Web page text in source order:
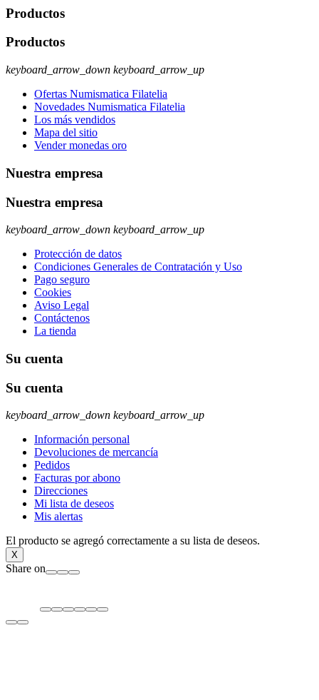
Productos
Productos
keyboard_arrow_down keyboard_arrow_up
Ofertas Numismatica Filatelia
Novedades Numismatica Filatelia
Los más vendidos
Mapa del sitio
Vender monedas oro
Nuestra empresa
Nuestra empresa
keyboard_arrow_down keyboard_arrow_up
Protección de datos
Condiciones Generales de Contratación y Uso
Pago seguro
Cookies
Aviso Legal
Contáctenos
La tienda
Su cuenta
Su cuenta
keyboard_arrow_down keyboard_arrow_up
Información personal
Devoluciones de mercancía
Pedidos
Facturas por abono
Direcciones
Mi lista de deseos
Mis alertas
El producto se agregó correctamente a su lista de deseos.
X
Share on